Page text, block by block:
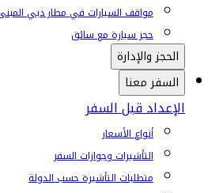
مواقف السيارات في مطار دبي
حجز سيارة مع سائق
الحجز والإدارة
السفر معنا
الإعداد قبل السفر
أنواع الأسعار
التأشيرات وجوازات السفر
متطلبات التأشيرة حسب الدولة